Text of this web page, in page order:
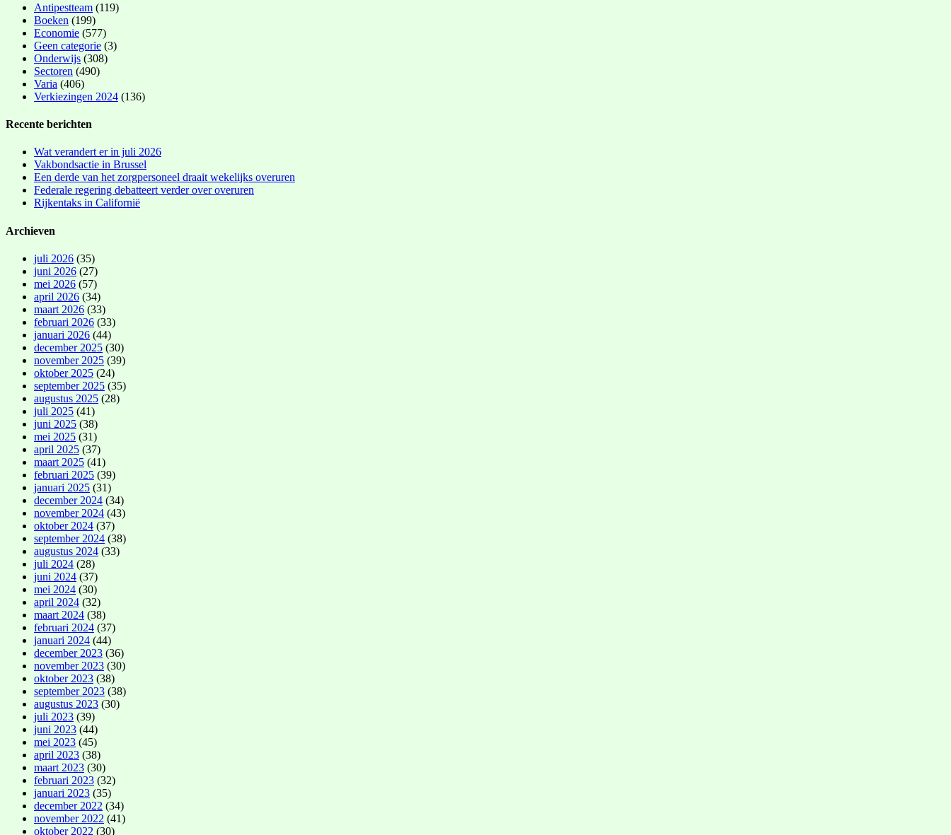
Antipestteam (119)
Boeken (199)
Economie (577)
Geen categorie (3)
Onderwijs (308)
Sectoren (490)
Varia (406)
Verkiezingen 2024 (136)
Recente berichten
Wat verandert er in juli 2026
Vakbondsactie in Brussel
Een derde van het zorgpersoneel draait wekelijks overuren
Federale regering debatteert verder over overuren
Rijkentaks in Californië
Archieven
juli 2026 (35)
juni 2026 (27)
mei 2026 (57)
april 2026 (34)
maart 2026 (33)
februari 2026 (33)
januari 2026 (44)
december 2025 (30)
november 2025 (39)
oktober 2025 (24)
september 2025 (35)
augustus 2025 (28)
juli 2025 (41)
juni 2025 (38)
mei 2025 (31)
april 2025 (37)
maart 2025 (41)
februari 2025 (39)
januari 2025 (31)
december 2024 (34)
november 2024 (43)
oktober 2024 (37)
september 2024 (38)
augustus 2024 (33)
juli 2024 (28)
juni 2024 (37)
mei 2024 (30)
april 2024 (32)
maart 2024 (38)
februari 2024 (37)
januari 2024 (44)
december 2023 (36)
november 2023 (30)
oktober 2023 (38)
september 2023 (38)
augustus 2023 (30)
juli 2023 (39)
juni 2023 (44)
mei 2023 (45)
april 2023 (38)
maart 2023 (30)
februari 2023 (32)
januari 2023 (35)
december 2022 (34)
november 2022 (41)
oktober 2022 (30)